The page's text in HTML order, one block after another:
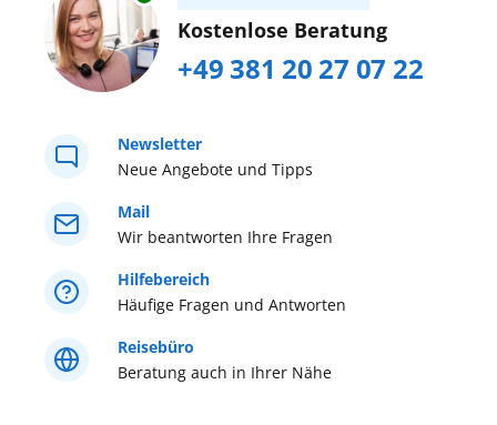
Kostenlose Beratung
+49 381 20 27 07 22
Neue Angebote und Tipps
Newsletter
Häufige Fragen und Antworten
Hilfebereich
Wir beantworten Ihre Fragen
Mail
Beratung auch in Ihrer Nähe
Reisebüro